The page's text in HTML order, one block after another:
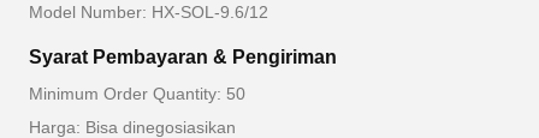
Model Number: HX-SOL-9.6/12
Syarat Pembayaran & Pengiriman
Minimum Order Quantity: 50
Harga: Bisa dinegosiasikan